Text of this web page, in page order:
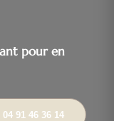
pour en
91 46 36 14